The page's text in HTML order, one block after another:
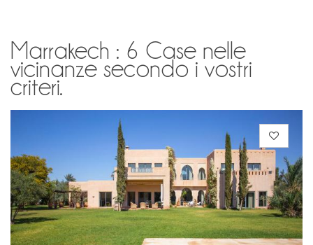
Marrakech : 6 Case nelle
vicinanze secondo i vostri
criteri.